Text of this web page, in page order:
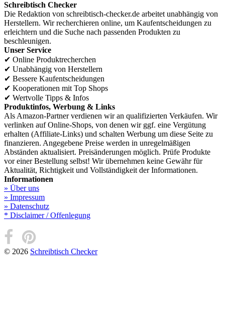
Schreibtisch Checker
Die Redaktion von schreibtisch-checker.de arbeitet unabhängig von
Herstellern. Wir recherchieren online, um Kaufentscheidungen zu
erleichtern und die Suche nach passenden Produkten zu
beschleunigen.
Unser Service
✔ Online Produktrecherchen
✔ Unabhängig von Herstellern
✔ Bessere Kaufentscheidungen
✔ Kooperationen mit Top Shops
✔ Wertvolle Tipps & Infos
Produktinfos, Werbung & Links
Als Amazon-Partner verdienen wir an qualifizierten Verkäufen. Wir
verlinken auf Online-Shops, von denen wir ggf. eine Vergütung
erhalten (Affiliate-Links) und schalten Werbung um diese Seite zu
finanzieren. Angegebene Preise werden in unregelmäßigen
Abständen aktualisiert. Preisänderungen möglich. Prüfe Produkte
vor einer Bestellung selbst! Wir übernehmen keine Gewähr für
Aktualität, Richtigkeit und Vollständigkeit der Informationen.
Informationen
» Über uns
» Impressum
» Datenschutz
* Disclaimer / Offenlegung
© 2026 Schreibtisch Checker